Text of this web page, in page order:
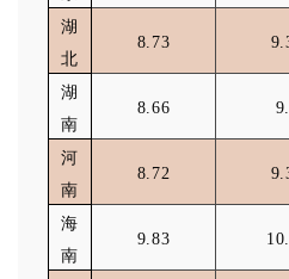
湖
北
8.73
湖
南
8.66
河
南
8.72
海
南
9.83